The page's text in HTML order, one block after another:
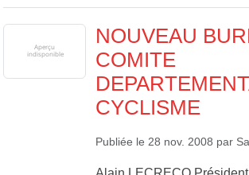
NOUVEAU
COMITE
CYCLISME
Publiée le 28 nov. 2008 par